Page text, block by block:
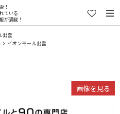
！
ている
が満載！
出雲
イオンモール出雲
画像を見る